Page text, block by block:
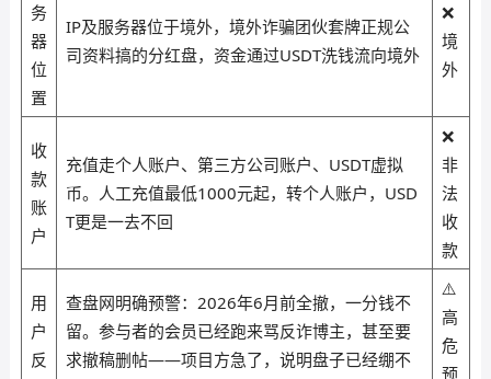
务
器
位
置
IP及服务器位于境外，境外诈骗团伙套牌正规公
司资料搞的分红盘，资金通过USDT洗钱流向境外
❌
境
外
收
款
账
户
充值走个人账户、第三方公司账户、USDT虚拟
币。人工充值最低1000元起，转个人账户，USD
T更是一去不回
❌
非
法
收
款
用
户
反
查盘网明确预警：2026年6月前全撤，一分钱不
留。参与者的会员已经跑来骂反诈博主，甚至要
求撤稿删帖——项目方急了，说明盘子已经绷不
⚠️
高
危
预